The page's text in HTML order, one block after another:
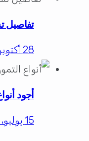
تفاصيل
28 أكتوبر، 2025
أجود
15 يوليو، 2025